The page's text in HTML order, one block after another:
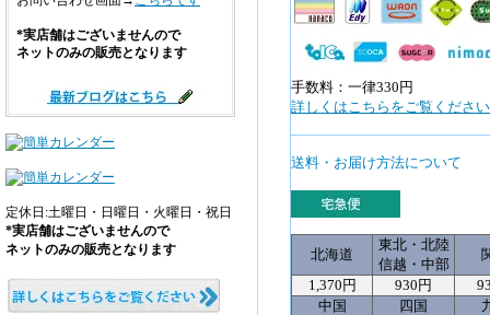
*実店舗はございませんので
ネットのみの販売となります
定休日:土曜日・日曜日・火曜日・祝日
*実店舗はございませんので
ネットのみの販売となります
手数料：一律330円
詳しくはこちらをご覧くださ
送料・お届け方法について
北海道
東北・北陸
信越・中部
1,370円
930円
中国
四国